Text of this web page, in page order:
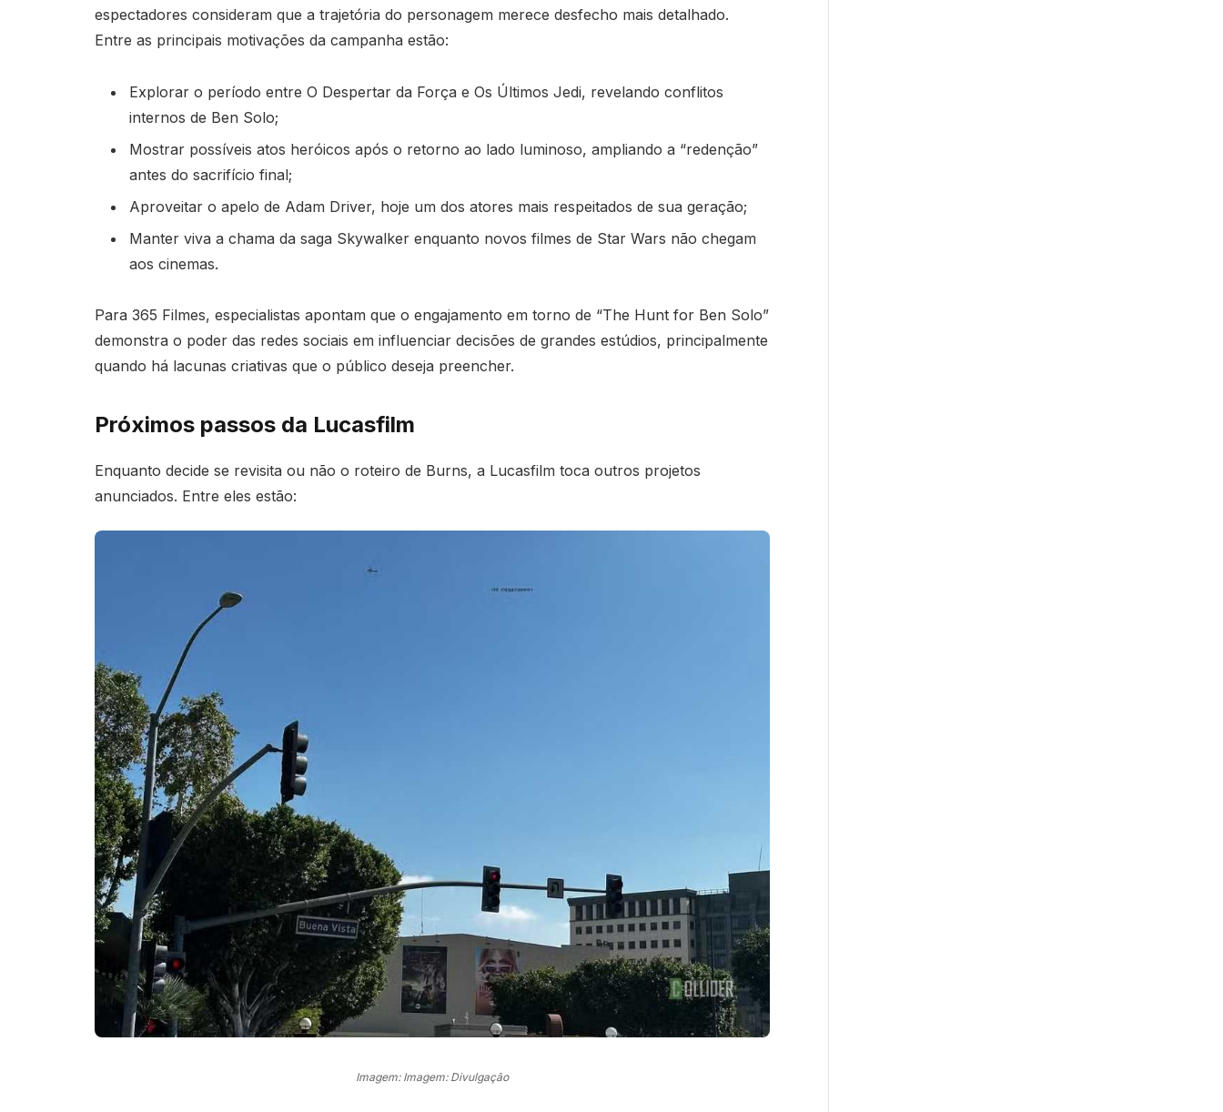
espectadores consideram que a trajetória do personagem merece desfecho mais detalhado.
Entre as principais motivações da campanha estão:
Explorar o período entre O Despertar da Força e Os Últimos Jedi, revelando conflitos
internos de Ben Solo;
Mostrar possíveis atos heróicos após o retorno ao lado luminoso, ampliando a “redenção”
antes do sacrifício final;
Aproveitar o apelo de Adam Driver, hoje um dos atores mais respeitados de sua geração;
Manter viva a chama da saga Skywalker enquanto novos filmes de Star Wars não chegam
aos cinemas.
Para 365 Filmes, especialistas apontam que o engajamento em torno de “The Hunt for Ben Solo”
demonstra o poder das redes sociais em influenciar decisões de grandes estúdios, principalmente
quando há lacunas criativas que o público deseja preencher.
Próximos passos da Lucasfilm
Enquanto decide se revisita ou não o roteiro de Burns, a Lucasfilm toca outros projetos
anunciados. Entre eles estão:
Imagem: Imagem: Divulgação